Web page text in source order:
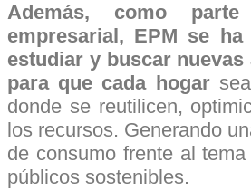
Además, como
empresarial, EPM se ha
estudiar y buscar nuevas
para que cada hogarsea
donde se reutilicen,
los recursos. Generando
de consumo frente al
públicos sostenibles.